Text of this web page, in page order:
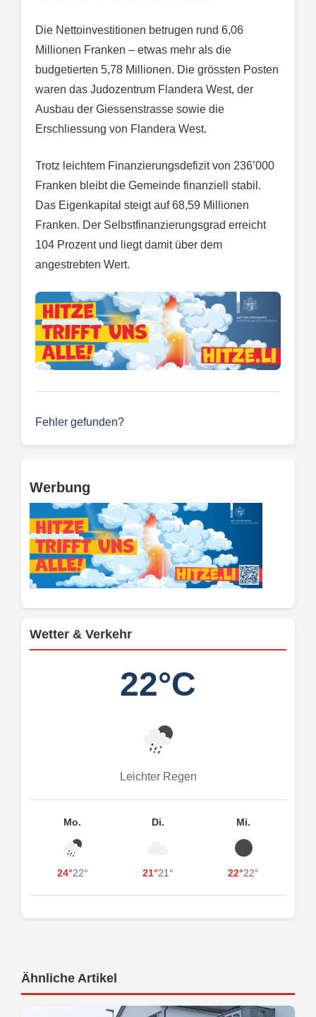
Die Nettoinvestitionen betrugen rund 6,06
Millionen Franken – etwas mehr als die
budgetierten 5,78 Millionen. Die grössten Posten
waren das Judozentrum Flandera West, der
Ausbau der Giessenstrasse sowie die
Erschliessung von Flandera West.
Trotz leichtem Finanzierungsdefizit von 236’000
Franken bleibt die Gemeinde finanziell stabil.
Das Eigenkapital steigt auf 68,59 Millionen
Franken. Der Selbstfinanzierungsgrad erreicht
104 Prozent und liegt damit über dem
angestrebten Wert.
Fehler gefunden?
Werbung
Wetter & Verkehr
22°C
Leichter Regen
Mo.
24°22°
Di.
21°21°
Mi.
22°22°
Ähnliche Artikel